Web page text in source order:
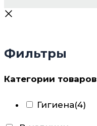
Фильтры
Категории товаров
Гигиена(4)